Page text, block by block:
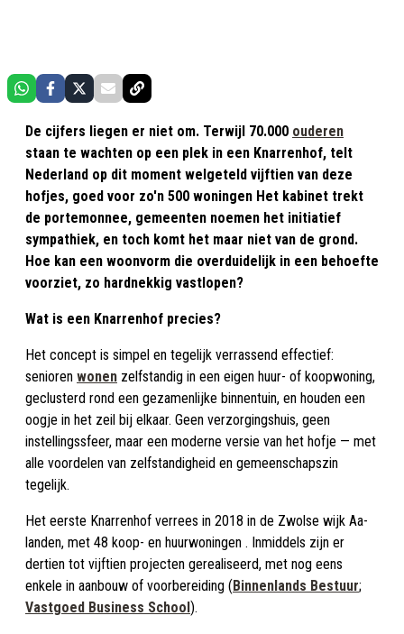
De cijfers liegen er niet om. Terwijl 70.000 ouderen
staan te wachten op een plek in een Knarrenhof, telt
Nederland op dit moment welgeteld vijftien van deze
hofjes, goed voor zo'n 500 woningen Het kabinet trekt
de portemonnee, gemeenten noemen het initiatief
sympathiek, en toch komt het maar niet van de grond.
Hoe kan een woonvorm die overduidelijk in een behoefte
voorziet, zo hardnekkig vastlopen?
Wat is een Knarrenhof precies?
Het concept is simpel en tegelijk verrassend effectief:
senioren wonen zelfstandig in een eigen huur- of koopwoning,
geclusterd rond een gezamenlijke binnentuin, en houden een
oogje in het zeil bij elkaar. Geen verzorgingshuis, geen
instellingssfeer, maar een moderne versie van het hofje — met
alle voordelen van zelfstandigheid en gemeenschapszin
tegelijk.
Het eerste Knarrenhof verrees in 2018 in de Zwolse wijk Aa-
landen, met 48 koop- en huurwoningen . Inmiddels zijn er
dertien tot vijftien projecten gerealiseerd, met nog eens
enkele in aanbouw of voorbereiding ( Binnenlands Bestuur;
Vastgoed Business School ).